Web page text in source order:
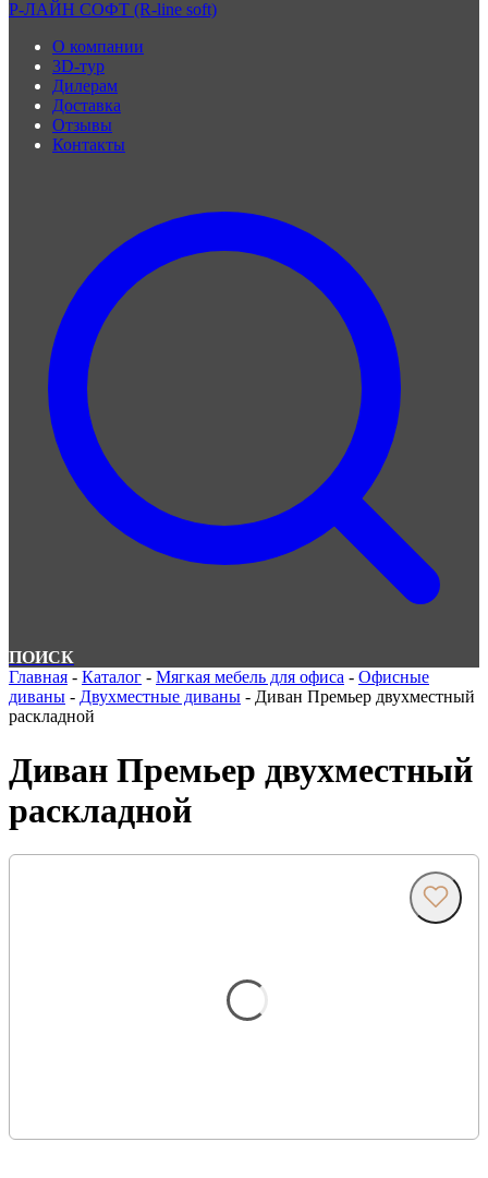
Р-ЛАЙН СОФТ (R-line soft)
О компании
3D-тур
Дилерам
Доставка
Отзывы
Контакты
ПОИСК
Главная - Каталог - Мягкая мебель для офиса - Офисные
диваны - Двухместные диваны - Диван Премьер двухместный
раскладной
Диван Премьер двухместный
раскладной